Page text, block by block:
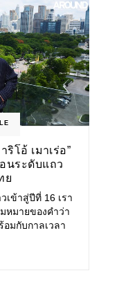
โอ้ เมาเร่อ”
นระดับแถว
ย
เข้าสู่ปีที่ 16 เรา
หมายของคำว่า
มกับกาลเวลา